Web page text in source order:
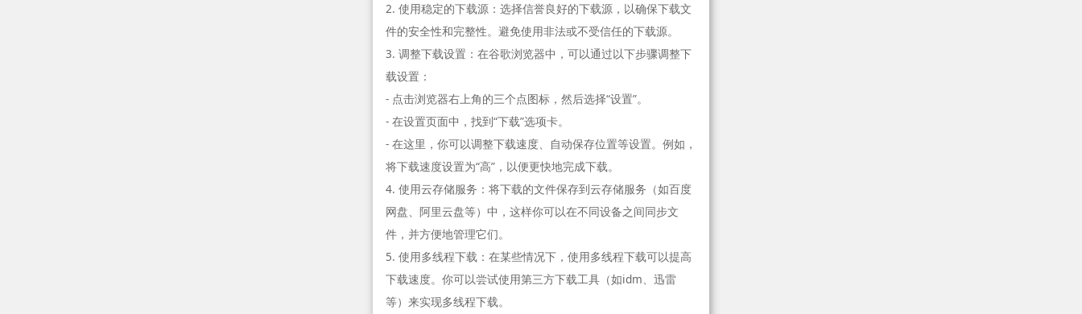
2. 使用稳定的下载源：选择信誉良好的下载源，以确保下载文
件的安全性和完整性。避免使用非法或不受信任的下载源。
3. 调整下载设置：在谷歌浏览器中，可以通过以下步骤调整下
载设置：
- 点击浏览器右上角的三个点图标，然后选择“设置”。
- 在设置页面中，找到“下载”选项卡。
- 在这里，你可以调整下载速度、自动保存位置等设置。例如，
将下载速度设置为“高”，以便更快地完成下载。
4. 使用云存储服务：将下载的文件保存到云存储服务（如百度
网盘、阿里云盘等）中，这样你可以在不同设备之间同步文
件，并方便地管理它们。
5. 使用多线程下载：在某些情况下，使用多线程下载可以提高
下载速度。你可以尝试使用第三方下载工具（如idm、迅雷
等）来实现多线程下载。